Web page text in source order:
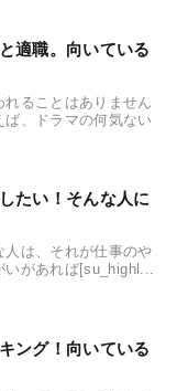
適職。向いている
れることはありません
、ドラマの何気ない
たい！そんな人に
人は、それが仕事のや
いがあれば[su_highl...
ング！向いている